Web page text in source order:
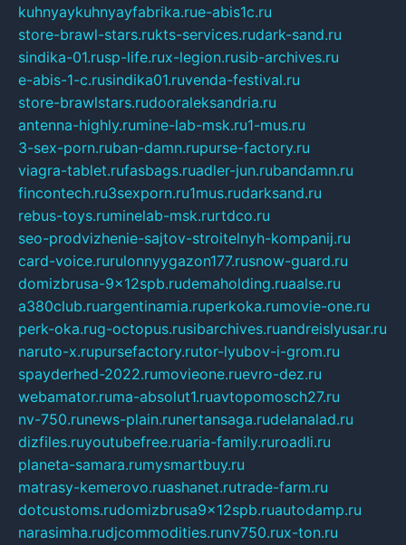
kuhnyaykuhnyayfabrika.rue-abis1c.ru
store-brawl-stars.rukts-services.rudark-sand.ru
sindika-01.rusp-life.rux-legion.rusib-archives.ru
e-abis-1-c.rusindika01.ruvenda-festival.ru
store-brawlstars.rudooraleksandria.ru
antenna-highly.rumine-lab-msk.ru1-mus.ru
3-sex-porn.ruban-damn.rupurse-factory.ru
viagra-tablet.rufasbags.ruadler-jun.rubandamn.ru
fincontech.ru3sexporn.ru1mus.rudarksand.ru
rebus-toys.ruminelab-msk.rurtdco.ru
seo-prodvizhenie-sajtov-stroitelnyh-kompanij.ru
card-voice.rurulonnyygazon177.rusnow-guard.ru
domizbrusa-9x12spb.rudemaholding.ruaalse.ru
a380club.ruargentinamia.ruperkoka.rumovie-one.ru
perk-oka.rug-octopus.rusibarchives.ruandreislyusar.ru
naruto-x.rupursefactory.rutor-lyubov-i-grom.ru
spayderhed-2022.rumovieone.ruevro-dez.ru
webamator.ruma-absolut1.ruavtopomosch27.ru
nv-750.runews-plain.runertansaga.rudelanalad.ru
dizfiles.ruyoutubefree.ruaria-family.ruroadli.ru
planeta-samara.rumysmartbuy.ru
matrasy-kemerovo.ruashanet.rutrade-farm.ru
dotcustoms.rudomizbrusa9x12spb.ruautodamp.ru
narasimha.rudjcommodities.runv750.rux-ton.ru